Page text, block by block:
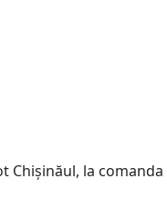
Chișinăul, la comanda